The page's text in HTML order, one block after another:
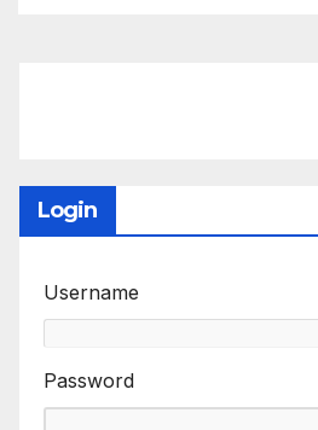
Login
Username
Password